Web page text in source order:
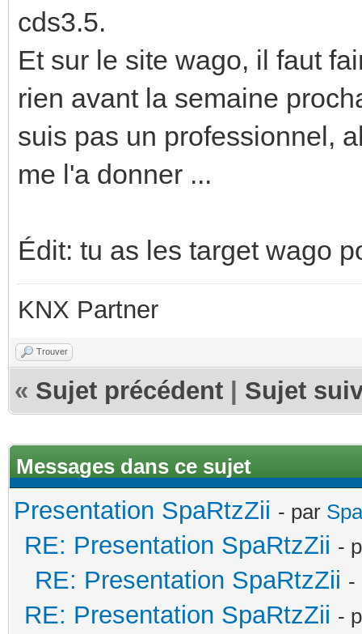
cds3.5.
Et sur le site wago, il faut
rien avant la semaine
suis pas un professionnel,
me l'a donner ...
Édit: tu as les target wago
KNX Partner
Trouver
« Sujet précédent Sujet
Messages dans ce sujet
Presentation SpaRtzZii - par
RE: Presentation SpaRtzZii -
RE: Presentation SpaRtzZii -
RE: Presentation SpaRtzZii -